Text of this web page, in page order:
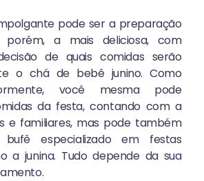
pode ser a preparação
porém, a mais deliciosa, com
de quais comidas serão
o chá de bebê junino. Como
você mesma pode
da festa, contando com a
e familiares, mas pode também
especializado em festas
a junina. Tudo depende da sua